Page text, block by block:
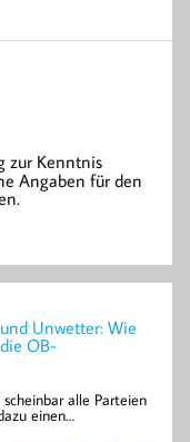
zur Kenntnis
Angaben für den
Unwetter: Wie
OB-
alle Parteien
einen…